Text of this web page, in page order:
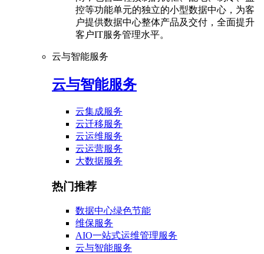
控等功能单元的独立的小型数据中心，为客
户提供数据中心整体产品及交付，全面提升
客户IT服务管理水平。
云与智能服务
云与智能服务
云集成服务
云迁移服务
云运维服务
云运营服务
大数据服务
热门推荐
数据中心绿色节能
维保服务
AIO一站式运维管理服务
云与智能服务